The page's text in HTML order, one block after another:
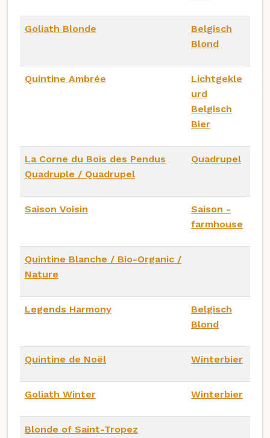
Goliath Blonde
Belgisch
Blond
Quintine Ambrée
Lichtgekle
urd
Belgisch
Bier
La Corne du Bois des Pendus
Quadruple / Quadrupel
Quadrupel
Saison Voisin
Saison -
farmhouse
Quintine Blanche / Bio-Organic /
Nature
Legends Harmony
Belgisch
Blond
Quintine de Noël Winterbier
Goliath Winter Winterbier
Blonde of Saint-Tropez